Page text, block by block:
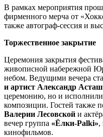
В рамках мероприятия
фирменного мерча от
также автограф-сессия и
Торжественное закрытие
Церемония закрытия
живописной набережной
небом. Ведущими вечера
и артист Александр
церемонию, но и
композиции. Гостей также
Валерии Лесовской и
вечер группа «Ёлки-Palki»,
кинофильмов.